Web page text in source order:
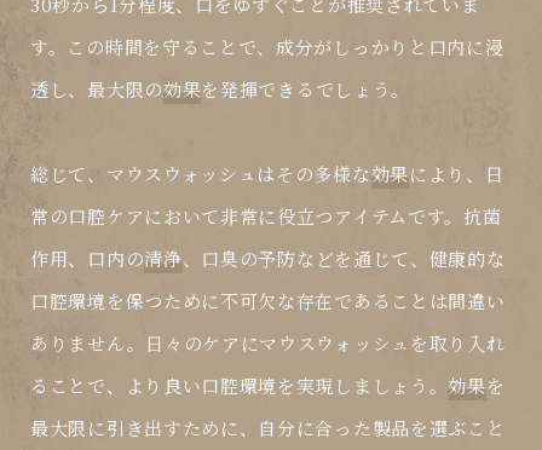
す。この時間を守ることで、成分がしっかりと口内に浸
透し、最大限の効果を発揮できるでしょう。
総じて、マウスウォッシュはその多様な効果により、日
常の口腔ケアにおいて非常に役立つアイテムです。抗菌
作用、口内の清浄、口臭の予防などを通じて、健康的な
口腔環境を保つために不可欠な存在であることは間違い
ありません。日々のケアにマウスウォッシュを取り入れ
ることで、より良い口腔環境を実現しましょう。効果を
最大限に引き出すために、自分に合った製品を選ぶこと